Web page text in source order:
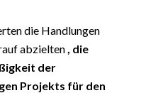
die Handlungen
abzielten , die
der
Projekts für den